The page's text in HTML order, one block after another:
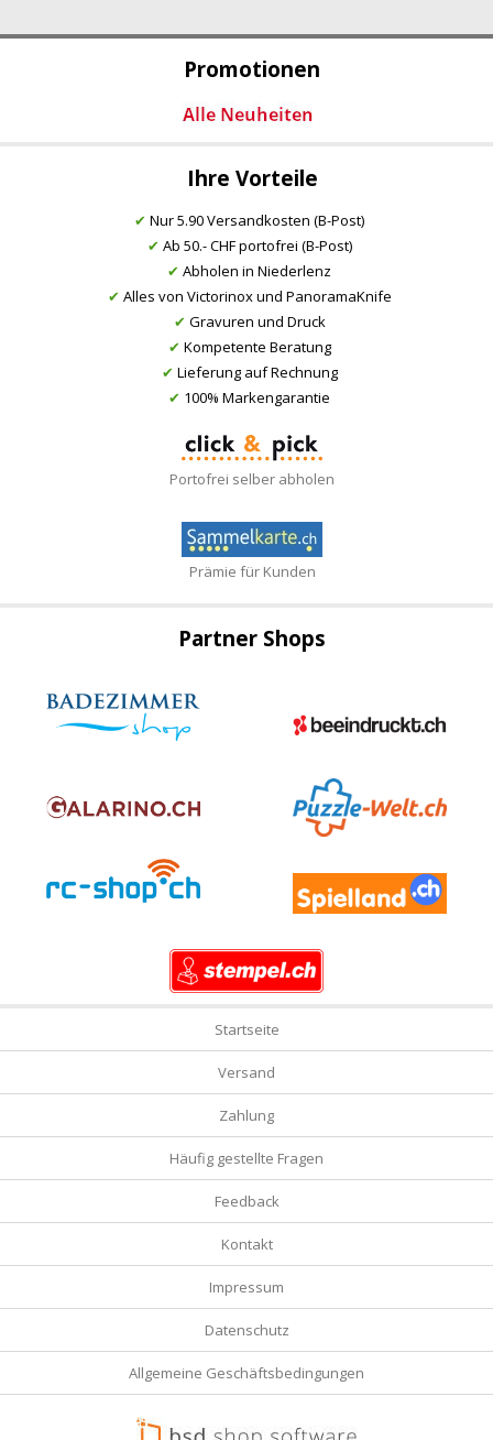
Promotionen
Ihre Vorteile
✔ Nur 5.90 Versandkosten (B-Post)
✔ Ab 50.- CHF portofrei (B-Post)
✔ Abholen in Niederlenz
✔ Alles von Victorinox und PanoramaKnife
✔ Gravuren und Druck
✔ Kompetente Beratung
✔ Lieferung auf Rechnung
✔ 100% Markengarantie
Portofrei selber abholen
Prämie für Kunden
Partner Shops
Startseite
Versand
Zahlung
Häufig gestellte Fragen
Feedback
Kontakt
Impressum
Datenschutz
Allgemeine Geschäftsbedingungen